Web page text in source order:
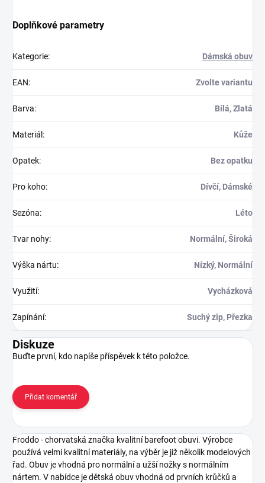
Doplňkové parametry
Kategorie: Dámská obuv
EAN: Zvolte variantu
Barva: Bílá, Zlatá
Materiál : Kůže
Opatek: Bez opatku
Pro koho: Dívčí, Dámské
Sezóna: Léto
Tvar nohy: Normální, Široká
Výška nártu: Nízký, Normální
Využití: Vycházková
Zapínání: Suchý zip, Přezka
Diskuze
Buďte první, kdo napíše příspěvek k této položce.
Přidat komentář
Froddo - chorvatská značka kvalitní barefoot obuvi. Výrobce
používá velmi kvalitní materiály, na výběr je již několik modelových
řad. Obuv je vhodná pro normální a užší nožky s normálním
nártem. V nabídce je dětská obuv vhodná od prvních krůčků a